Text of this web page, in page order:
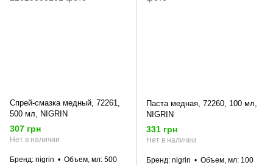
Спрей-смазка медный, 72261,
500 мл, NIGRIN
307 грн
Нет в наличии
Бренд nigrin Объем, мл 500
Паста медная, 72260, 100 мл,
NIGRIN
331 грн
Нет в наличии
Бренд nigrin Объем, мл 100